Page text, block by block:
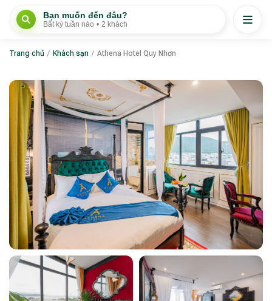
Bạn muốn đến đâu?
Bất kỳ tuần nào • 2 khách
Trang chủ / Khách sạn / Athena Hotel Quy Nhơn